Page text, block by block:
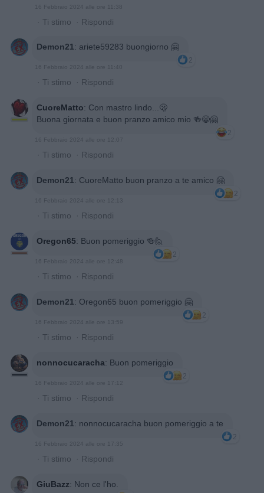
16 Febbraio 2024 alle ore 11:38
· Ti stimo · Rispondi
Demon21: ariete59283 buongiorno 🤗
2
· Ti stimo · Rispondi
CuoreMatto: Con mastro lindo...🫢
Buona giornata e buon pranzo amico mio 🍻😁🤗
2
16 Febbraio 2024 alle ore 12:07
· Ti stimo · Rispondi
Demon21: CuoreMatto buon pranzo a te amico 🤗
2
· Ti stimo · Rispondi
Oregon65: Buon pomeriggio 🍻🙋
2
· Ti stimo · Rispondi
Demon21: Oregon65 buon pomeriggio 🤗
2
· Ti stimo · Rispondi
nonnocucaracha: Buon pomeriggio
2
16 Febbraio 2024 alle ore 17:12
· Ti stimo · Rispondi
Demon21: nonnocucaracha buon pomeriggio a te
2
16 Febbraio 2024 alle ore 17:35
· Ti stimo · Rispondi
GiuBazz: Non ce l'ho.